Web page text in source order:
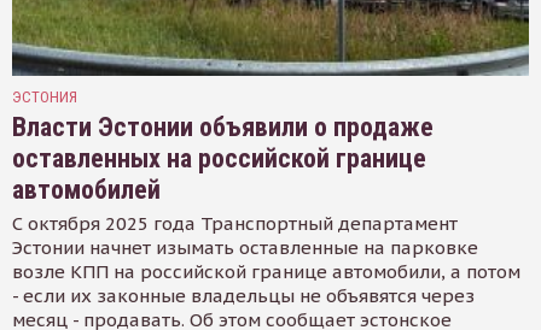
ЭСТОНИЯ
Власти Эстонии объявили о продаже
оставленных на российской границе
автомобилей
С октября 2025 года Транспортный департамент
Эстонии начнет изымать оставленные на парковке
возле КПП на российской границе автомобили, а потом
- если их законные владельцы не объявятся через
месяц - продавать. Об этом сообщает эстонское